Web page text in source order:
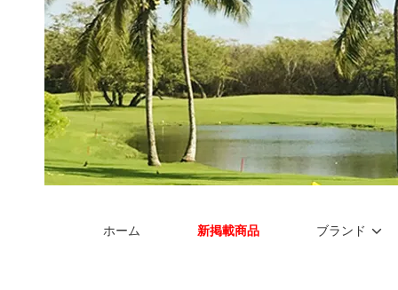
ホーム 新掲載商品 ブランド